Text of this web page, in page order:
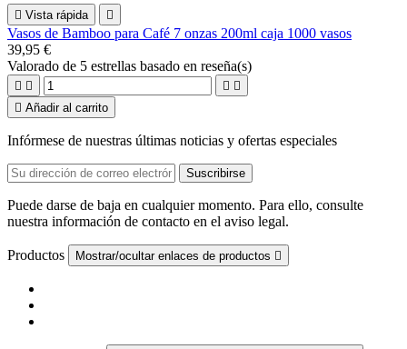
 Vista rápida 
Vasos de Bamboo para Café 7 onzas 200ml caja 1000 vasos
39,95 €
Valorado de 5 estrellas basado en reseña(s)
   
 Añadir al carrito
Infórmese de nuestras últimas noticias y ofertas especiales
Puede darse de baja en cualquier momento. Para ello, consulte
nuestra información de contacto en el aviso legal.
Productos Mostrar/ocultar enlaces de productos 